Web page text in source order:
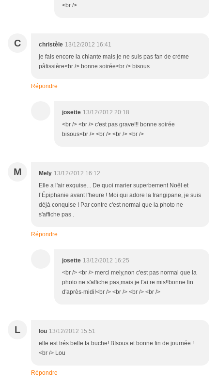
<br />
C christèle 13/12/2012 16:41
je fais encore la chiante mais je ne suis pas fan de crème
pâtissière<br /> bonne soirée<br /> bisous
Répondre
josette 13/12/2012 20:18
<br /> <br /> c'est pas grave!!! bonne soirée
bisous<br /> <br /> <br /> <br />
M Mely 13/12/2012 16:12
Elle a l'air exquise... De quoi marier superbement Noël et
l’Épiphanie avant l'heure ! Moi qui adore la frangipane, je suis
déjà conquise ! Par contre c'est normal que la photo ne
s'affiche pas .
Répondre
josette 13/12/2012 16:25
<br /> <br /> merci mely,non c'est pas normal que la
photo ne s'affiche pas,mais je l'ai re mis!!bonne fin
d'après-midi!<br /> <br /> <br /> <br />
L lou 13/12/2012 15:51
elle est trés belle ta buche! BIsous et bonne fin de journée !
<br /> Lou
Répondre